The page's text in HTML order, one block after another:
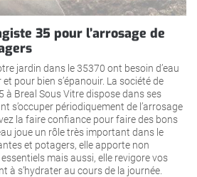
35 pour l’arrosage de
jardin dans le 35370 ont besoin d’eau
pour bien s’épanouir. La société de
à Breal Sous Vitre dispose dans ses
s’occuper périodiquement de l’arrosage
la faire confiance pour faire des bons
joue un rôle très important dans le
et potagers, elle apporte non
mais aussi, elle revigore vos
à s’hydrater au cours de la journée.